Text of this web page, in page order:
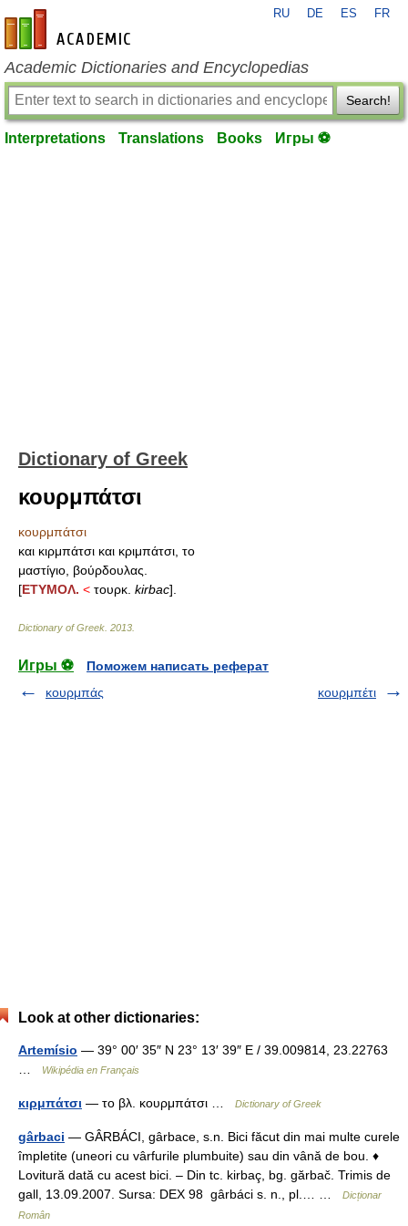
en-academic.com
RU DE ES FR
Academic Dictionaries and Encyclopedias
Search!
Interpretations Translations Books Игры ⚽
Dictionary of Greek
κουρμπάτσι
κουρμπάτσι
και κιρμπάτσι και κριμπάτσι, το
μαστίγιο, βούρδουλας.
[ΕΤΥΜΟΛ. < τουρκ. kirbac].
Dictionary of Greek 2013
Игры ⚽
Поможем написать реферат
κουρμπάς
κουρμπέτι
Look at other dictionaries:
Artemísio — 39° 00′ 35″ N 23° 13′ 39″ E / 39.009814, 23.22763
Wikipédia en Français
κιρμπάτσι — το βλ. κουρμπάτσι … Dictionary of Greek
gârbaci — GÂRBÁCI, gârbace, s.n. Bici făcut din mai multe curele
împletite (uneori cu vârfurile plumbuite) sau din vână de bou. ♦
Lovitură dată cu acest bici. – Din tc. kirbaç, bg. gărbač. Trimis de
gall, 13.09.2007. Sursa: DEX 98 gârbáci s. n., pl.… …
Dicționar
Român